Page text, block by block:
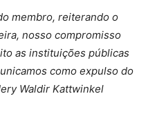
membro, reiterando o
nosso compromisso
as instituições públicas
como expulso do
Waldir Kattwinkel